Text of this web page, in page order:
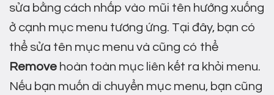
sửa bằng cách nhấp vào mũi tên hướng xuống
ở cạnh mục menu tương ứng. Tại đây, bạn có
thể sửa tên mục menu và cũng có thể
Remove hoàn toàn mục liên kết ra khỏi menu.
Nếu bạn muốn di chuyển mục menu, bạn cũng